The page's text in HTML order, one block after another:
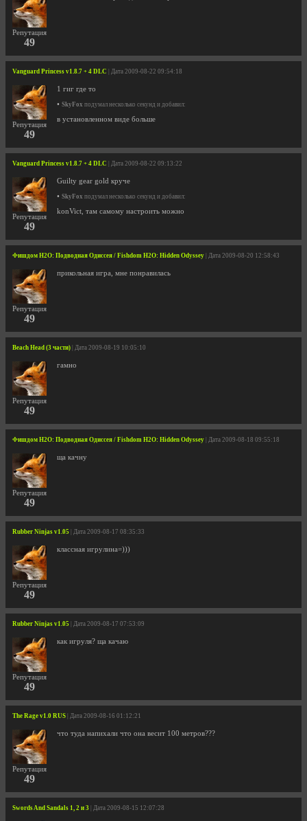
Репутация
49
Vanguard Princess v1.8.7 + 4 DLC | Дата 2009-08-22 09:54:18
Репутация
49
1 гиг где то
• SkyFox подумал несколько секунд и добавил:
в установленном виде больше
Vanguard Princess v1.8.7 + 4 DLC | Дата 2009-08-22 09:13:22
Репутация
49
Guilty gear gold круче
• SkyFox подумал несколько секунд и добавил:
konVict, там самому настроить можно
Фишдом H2O: Подводная Одиссея / Fishdom H2O: Hidden Odyssey | Дата 2009-08-20 12:58:43
Репутация
49
прикольная игра, мне понравилась
Beach Head (3 части) | Дата 2009-08-19 10:05:10
Репутация
49
гамно
Фишдом H2O: Подводная Одиссея / Fishdom H2O: Hidden Odyssey | Дата 2009-08-18 09:55:18
Репутация
49
ща качну
Rubber Ninjas v1.05 | Дата 2009-08-17 08:35:33
Репутация
49
классная игрулина=)))
Rubber Ninjas v1.05 | Дата 2009-08-17 07:53:09
Репутация
49
как игруля? ща качаю
The Rage v1.0 RUS | Дата 2009-08-16 01:12:21
Репутация
49
что туда напихали что она весит 100 метров???
Swords And Sandals 1, 2 и 3 | Дата 2009-08-15 12:07:28